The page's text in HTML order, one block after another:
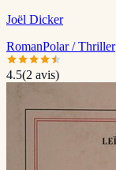
Joël Dicker
RomanPolar / Thriller
4.5(2 avis)